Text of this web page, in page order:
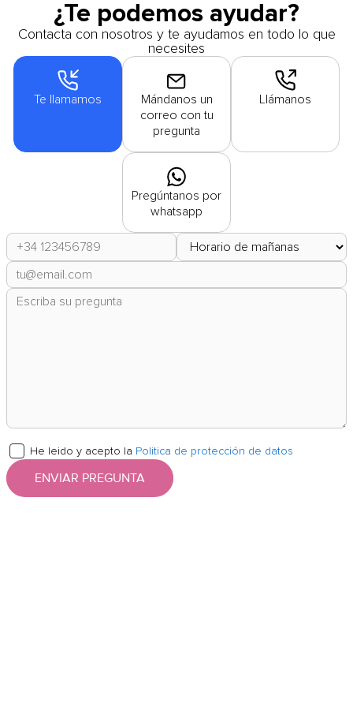
¿Te podemos ayudar?
Contacta con nosotros y te ayudamos en todo lo que
necesites
Te llamamos
Mándanos un
correo con tu
pregunta
Llámanos
Pregúntanos por
whatsapp
He leido y acepto la Politica de protección de datos
ENVIAR PREGUNTA